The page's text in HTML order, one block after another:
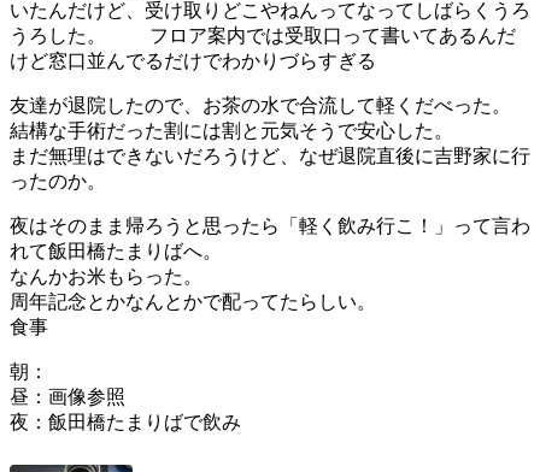
いたんだけど、受け取りどこやねんってなってしばらくうろ
うろした。 フロア案内では受取口って書いてあるんだ
けど窓口並んでるだけでわかりづらすぎる
友達が退院したので、お茶の水で合流して軽くだべった。
結構な手術だった割には割と元気そうで安心した。
まだ無理はできないだろうけど、なぜ退院直後に吉野家に行
ったのか。
夜はそのまま帰ろうと思ったら「軽く飲み行こ！」って言わ
れて飯田橋たまりばへ。
なんかお米もらった。
周年記念とかなんとかで配ってたらしい。
食事
朝：
昼：画像参照
夜：飯田橋たまりばで飲み